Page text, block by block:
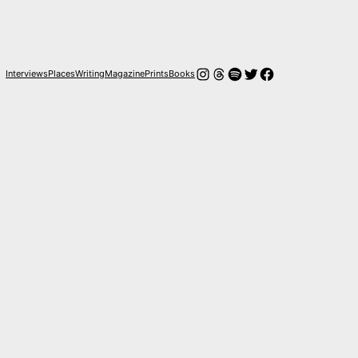
InterviewsPlacesWritingMagazinePrintsBooksInstagram
Hilos
Spotify
Twitter
Facebook